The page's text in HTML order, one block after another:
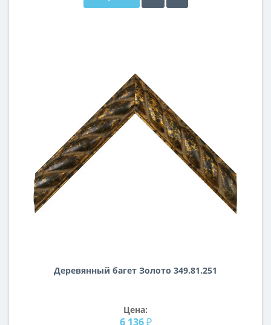
Деревянный багет Золото 349.81.251
Цена:
6 136 ₽